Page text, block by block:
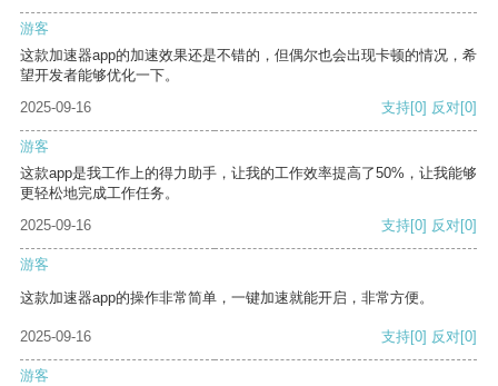
游客
这款加速器app的加速效果还是不错的，但偶尔也会出现卡顿的情况，希
望开发者能够优化一下。
2025-09-16
支持[0] 反对[0]
游客
这款app是我工作上的得力助手，让我的工作效率提高了50%，让我能够
更轻松地完成工作任务。
2025-09-16
支持[0] 反对[0]
游客
这款加速器app的操作非常简单，一键加速就能开启，非常方便。
2025-09-16 支持[0] 反对[0]
游客